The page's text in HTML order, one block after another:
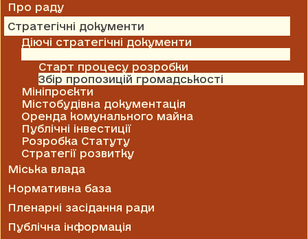
Про раду
Стратегічні документи
Діючі стратегічні документи
Старт процесу розробки
Збір пропозицій громадськості
Мініпроєкти
Містобудівна документація
Оренда комунального майна
Публічні інвестиції
Розробка Статуту
Стратегії розвитку
Міська влада
Нормативна база
Пленарні засідання ради
Публічна інформація